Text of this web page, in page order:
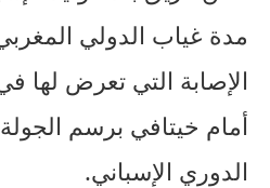
مدة غياب الدولي
الإصابة التي تعرض لها في
أمام خيتافي برسم
الدوري الإسباني.